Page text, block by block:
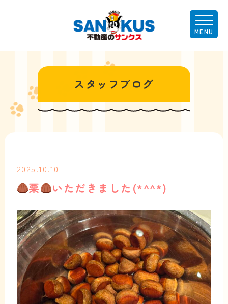
スタッフブログ
2025.10.10
栗 いただきました(*^^*)